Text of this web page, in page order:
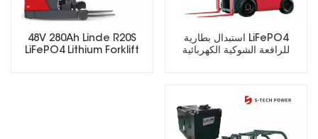
48V 280Ah Linde R20S
LiFePO4 Lithium Forklift
استبدال بطارية LiFePO4
للرافعة الشوكية الكهربائية